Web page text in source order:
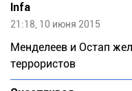
Infa
21:18, 10 июня 2015
Менделеев и Остап
террористов